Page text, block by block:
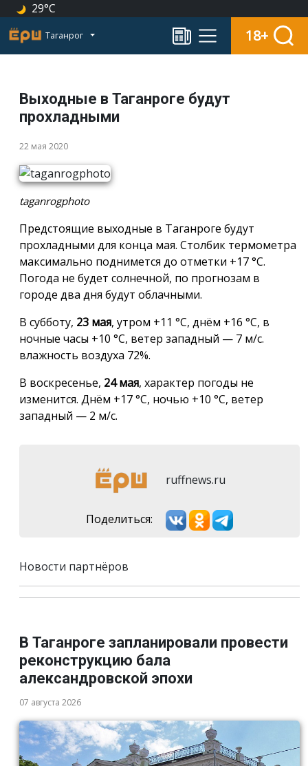
29°C
Таганрог 18+
Выходные в Таганроге будут
прохладными
22 мая 2020
taganrogphoto
Предстоящие выходные в Таганроге будут
прохладными для конца мая. Столбик термометра
максимально поднимется до отметки +17 °С.
Погода не будет солнечной, по прогнозам в
городе два дня будут облачными.
В субботу, 23 мая, утром +11 °С, днём +16 °С, в
ночные часы +10 °С, ветер западный — 7 м/с.
влажность воздуха 72%.
В воскресенье, 24 мая, характер погоды не
изменится. Днём +17 °С, ночью +10 °С, ветер
западный — 2 м/с.
ruffnews.ru
Поделиться:
Новости партнёров
В Таганроге запланировали провести
реконструкцию бала
александровской эпохи
07 августа 2026